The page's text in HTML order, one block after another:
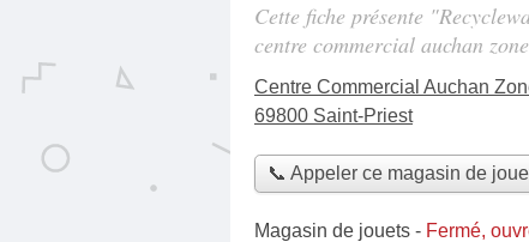
Cette fiche présente
centre commercial auchan
Centre Commercial Auchan
69800 Saint-Priest
📞 Appeler ce magasin de
Magasin de jouets - Fermé,